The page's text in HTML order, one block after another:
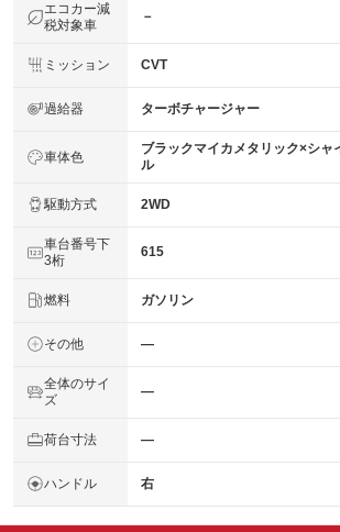
エコカー減
税対象車
－
ミッション CVT
過給器 ターボチャージャー
車体色
ブラックマイカメタリック×シャ
ル
駆動方式 2WD
車台番号下
3桁
615
燃料 ガソリン
その他 ―
全体のサイ
ズ
―
荷台寸法 ―
ハンドル 右